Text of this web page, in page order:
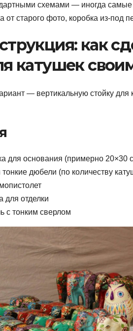
схемами — иногда
от старого фото, коробка из-под
как
катушек
— вертикальную стойку для
для основания (примерно 20×30
дюбели (по количеству
для отделки
с тонким сверлом